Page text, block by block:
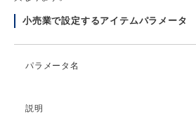
小売業で設定するアイテムパラメータ
パラメータ名
説明